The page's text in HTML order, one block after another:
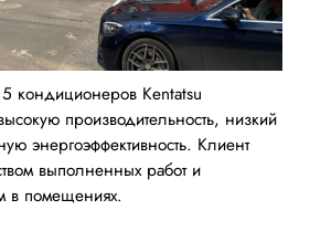
кондиционеров Kentatsu
производительность, низкий
энергоэффективность. Клиент
выполненных работ и
в помещениях.